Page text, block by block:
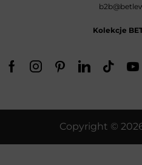
Kolekcje
Copyright ©